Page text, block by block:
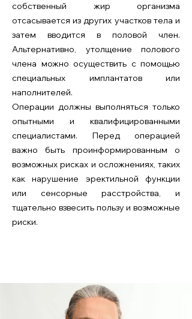
собственный жир организма
отсасывается из других участков тела и
затем вводится в половой член.
Альтернативно, утолщение полового
члена можно осуществить с помощью
специальных имплантатов или
наполнителей.
Операции должны выполняться только
опытными и квалифицированными
специалистами. Перед операцией
важно быть проинформированным о
возможных рисках и осложнениях, таких
как нарушение эректильной функции
или сенсорные расстройства, и
тщательно взвесить пользу и возможные
риски.